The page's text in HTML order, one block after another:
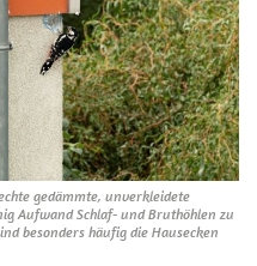
gedämmte, unverkleidete
Aufwand Schlaf- und Bruthöhlen zu
besonders häufig die Hausecken